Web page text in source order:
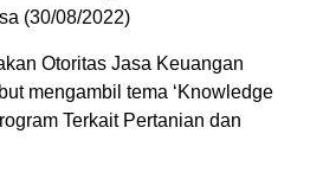
(30/08/2022)
Otoritas Jasa Keuangan
mengambil tema ‘Knowledge
Terkait Pertanian dan